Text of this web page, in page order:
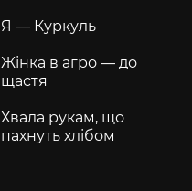
Я — Куркуль
Жінка в агро — до
щастя
Хвала рукам, що
пахнуть хлібом